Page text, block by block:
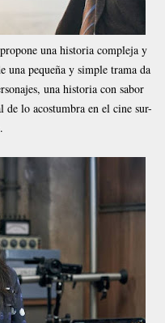
una historia compleja y
una pequeña y simple trama da
una historia con sabor
lo acostumbra en el cine sur-